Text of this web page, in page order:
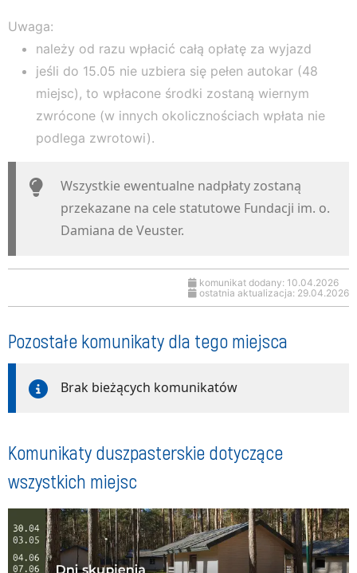
Uwaga:
należy od razu wpłacić całą opłatę za wyjazd
jeśli do 15.05 nie uzbiera się pełen autokar (48
miejsc), to wpłacone środki zostaną wiernym
zwrócone (w innych okolicznościach wpłata nie
podlega zwrotowi).
Wszystkie ewentualne nadpłaty zostaną
przekazane na cele statutowe Fundacji im. o.
Damiana de Veuster.
komunikat dodany: 10.04.2026
ostatnia aktualizacja: 29.04.2026
Pozostałe komunikaty dla tego miejsca
Brak bieżących komunikatów
Komunikaty duszpasterskie dotyczące
wszystkich miejsc